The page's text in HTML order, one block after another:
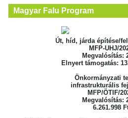
Magyar Falu Program
Út, híd, járda építése/
MFP-UHJ/
Megvalósítás:
Elnyert támogatás:
Önkormányzati
infrastrukturális
MFP/ÖTIF/
Megvalósítás:
6.261.998